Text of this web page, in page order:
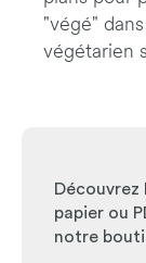
"végé"
végétarien
Découvrez
papier ou
notre